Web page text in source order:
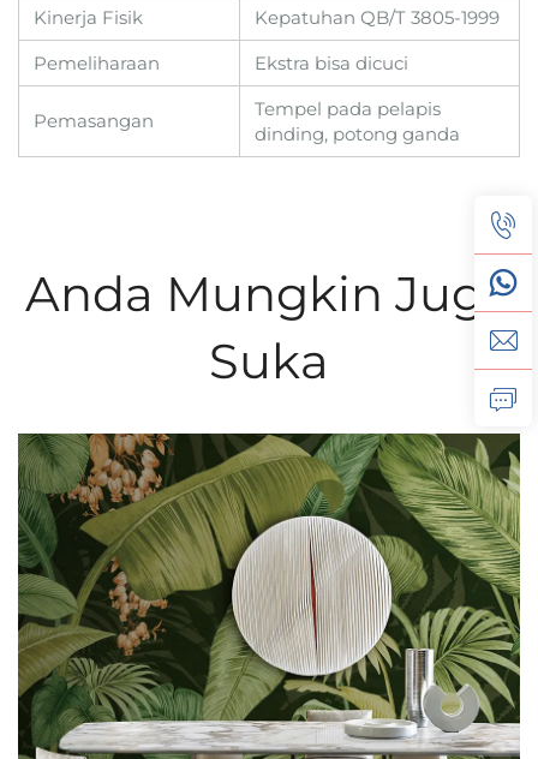
Kinerja Fisik
Kepatuhan QB/T 3805-1999
Pemeliharaan
Ekstra bisa dicuci
Pemasangan
Tempel pada pelapis
dinding, potong ganda
Anda Mungkin Juga
Suka